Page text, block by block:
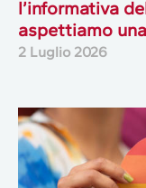
l’informativa
aspettiamo
2 Luglio 2026